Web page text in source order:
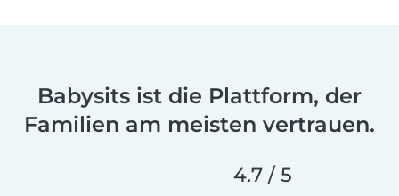
Babysits ist die Plattform, der
Familien am meisten vertrauen.
4.7 / 5